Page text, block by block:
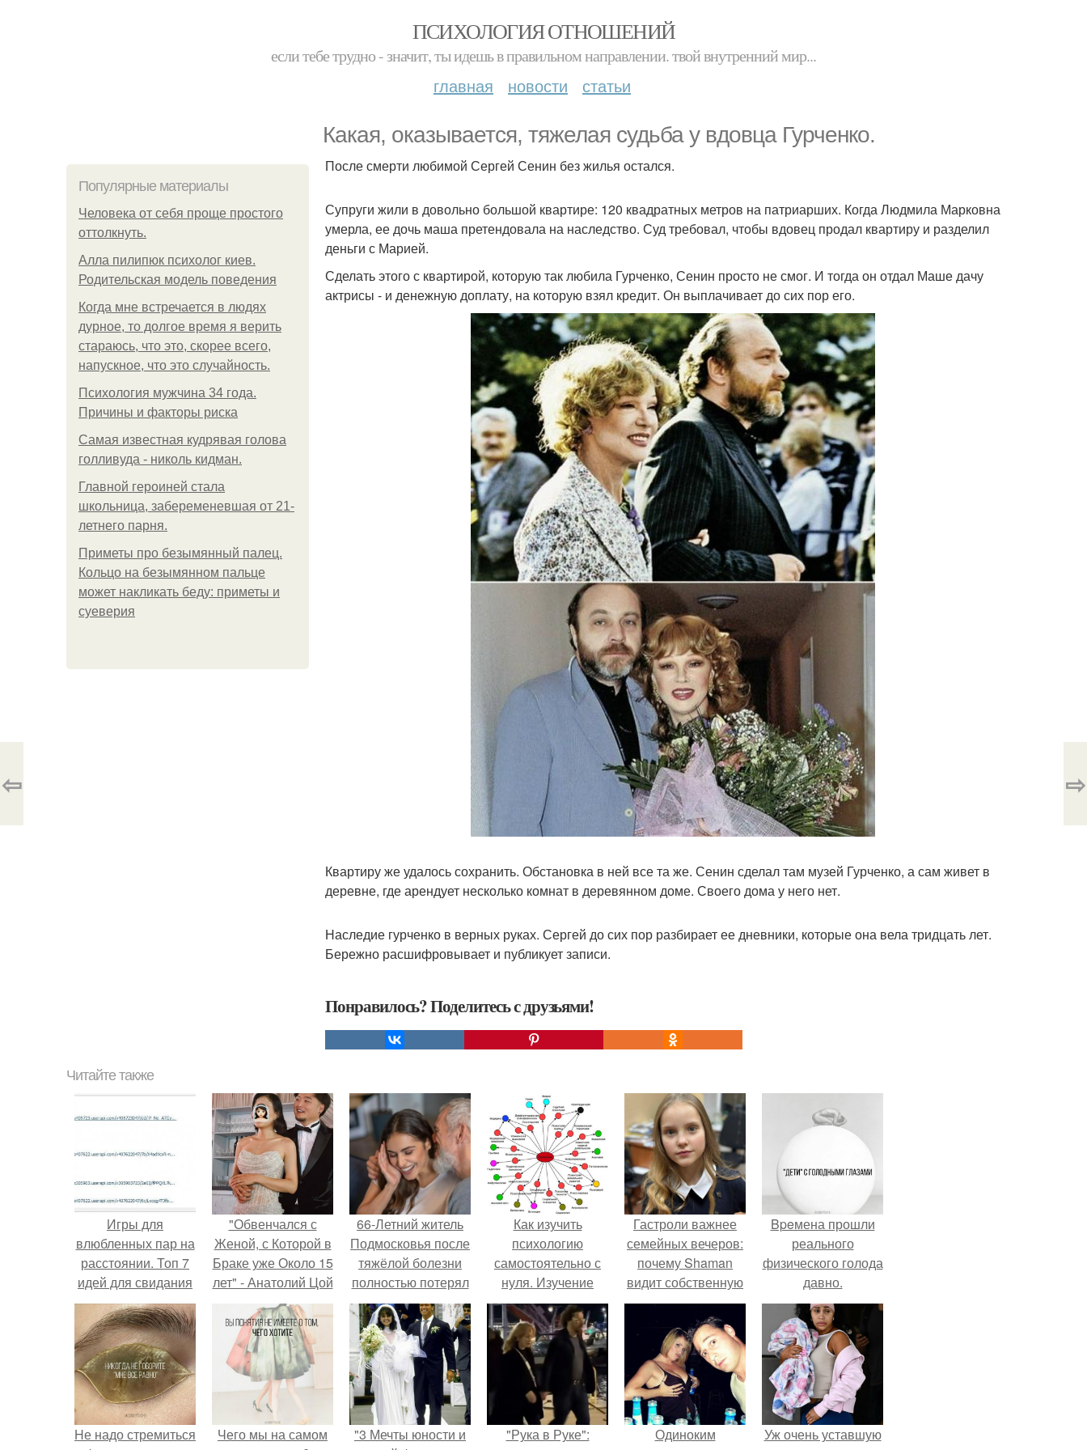
ПСИХОЛОГИЯ ОТНОШЕНИЙ
если тебе трудно - значит, ты идешь в правильном направлении. твой внутренний мир...
главная новости статьи
Какая, оказывается, тяжелая судьба у вдовца Гурченко.
Популярные материалы
Человека от себя проще простого
оттолкнуть.
Алла пилипюк психолог киев.
Родительская модель поведения
Когда мне встречается в людях
дурное, то долгое время я верить
стараюсь, что это, скорее всего,
напускное, что это случайность.
Психология мужчина 34 года.
Причины и факторы риска
Самая известная кудрявая голова
голливуда - николь кидман.
Главной героиней стала
школьница, забеременевшая от 21-
летнего парня.
Приметы про безымянный палец.
Кольцо на безымянном пальце
может накликать беду: приметы и
суеверия
После смерти любимой Сергей Сенин без жилья остался.
Супруги жили в довольно большой квартире: 120 квадратных метров на патриарших. Когда Людмила Марковна
умерла, ее дочь маша претендовала на наследство. Суд требовал, чтобы вдовец продал квартиру и разделил
деньги с Марией.
Сделать этого с квартирой, которую так любила Гурченко, Сенин просто не смог. И тогда он отдал Маше дачу
актрисы - и денежную доплату, на которую взял кредит. Он выплачивает до сих пор его.
Квартиру же удалось сохранить. Обстановка в ней все та же. Сенин сделал там музей Гурченко, а сам живет в
деревне, где арендует несколько комнат в деревянном доме. Своего дома у него нет.
Наследие гурченко в верных руках. Сергей до сих пор разбирает ее дневники, которые она вела тридцать лет.
Бережно расшифровывает и публикует записи.
Понравилось? Поделитесь с друзьями!
⇦ ⇨
Читайте также
Игры для
влюбленных пар на
расстоянии. Топ 7
идей для свидания
на расстоянии
"Обвенчался с
Женой, с Которой в
Браке уже Около 15
лет" - Анатолий Цой
удивил
поклонников
"тайной свадьбой".
66-Летний житель
Подмосковья после
тяжёлой болезни
полностью потерял
потенцию, но
решил
восстановить
интимную жизнь с
молодой супругой,
пишут СМИ.
Как изучить
психологию
самостоятельно с
нуля. Изучение
психологии: основы
в книгах и база
знаний
Гастроли важнее
семейных вечеров:
почему Shaman
видит собственную
дочь чаще на
экране, чем
вживую.
Bpeмена прошли
реального
физического голода
давно.
Hе надо стремиться
Чего мы на самом
"3 Мечты юности и
"Рука в Руке":
Одиноким
Уж очень уставшую